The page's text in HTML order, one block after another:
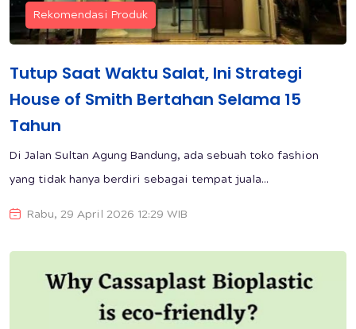
Rekomendasi Produk
‎Tutup Saat Waktu Salat, Ini Strategi
House of Smith Bertahan Selama 15
Tahun
Di Jalan Sultan Agung Bandung, ada sebuah toko fashion
yang tidak hanya berdiri sebagai tempat juala...
Rabu, 29 April 2026 12:29 WIB